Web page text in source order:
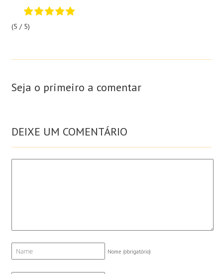
(5 / 5)
Seja o primeiro a comentar
DEIXE UM COMENTÁRIO
Nome (obrigatório)